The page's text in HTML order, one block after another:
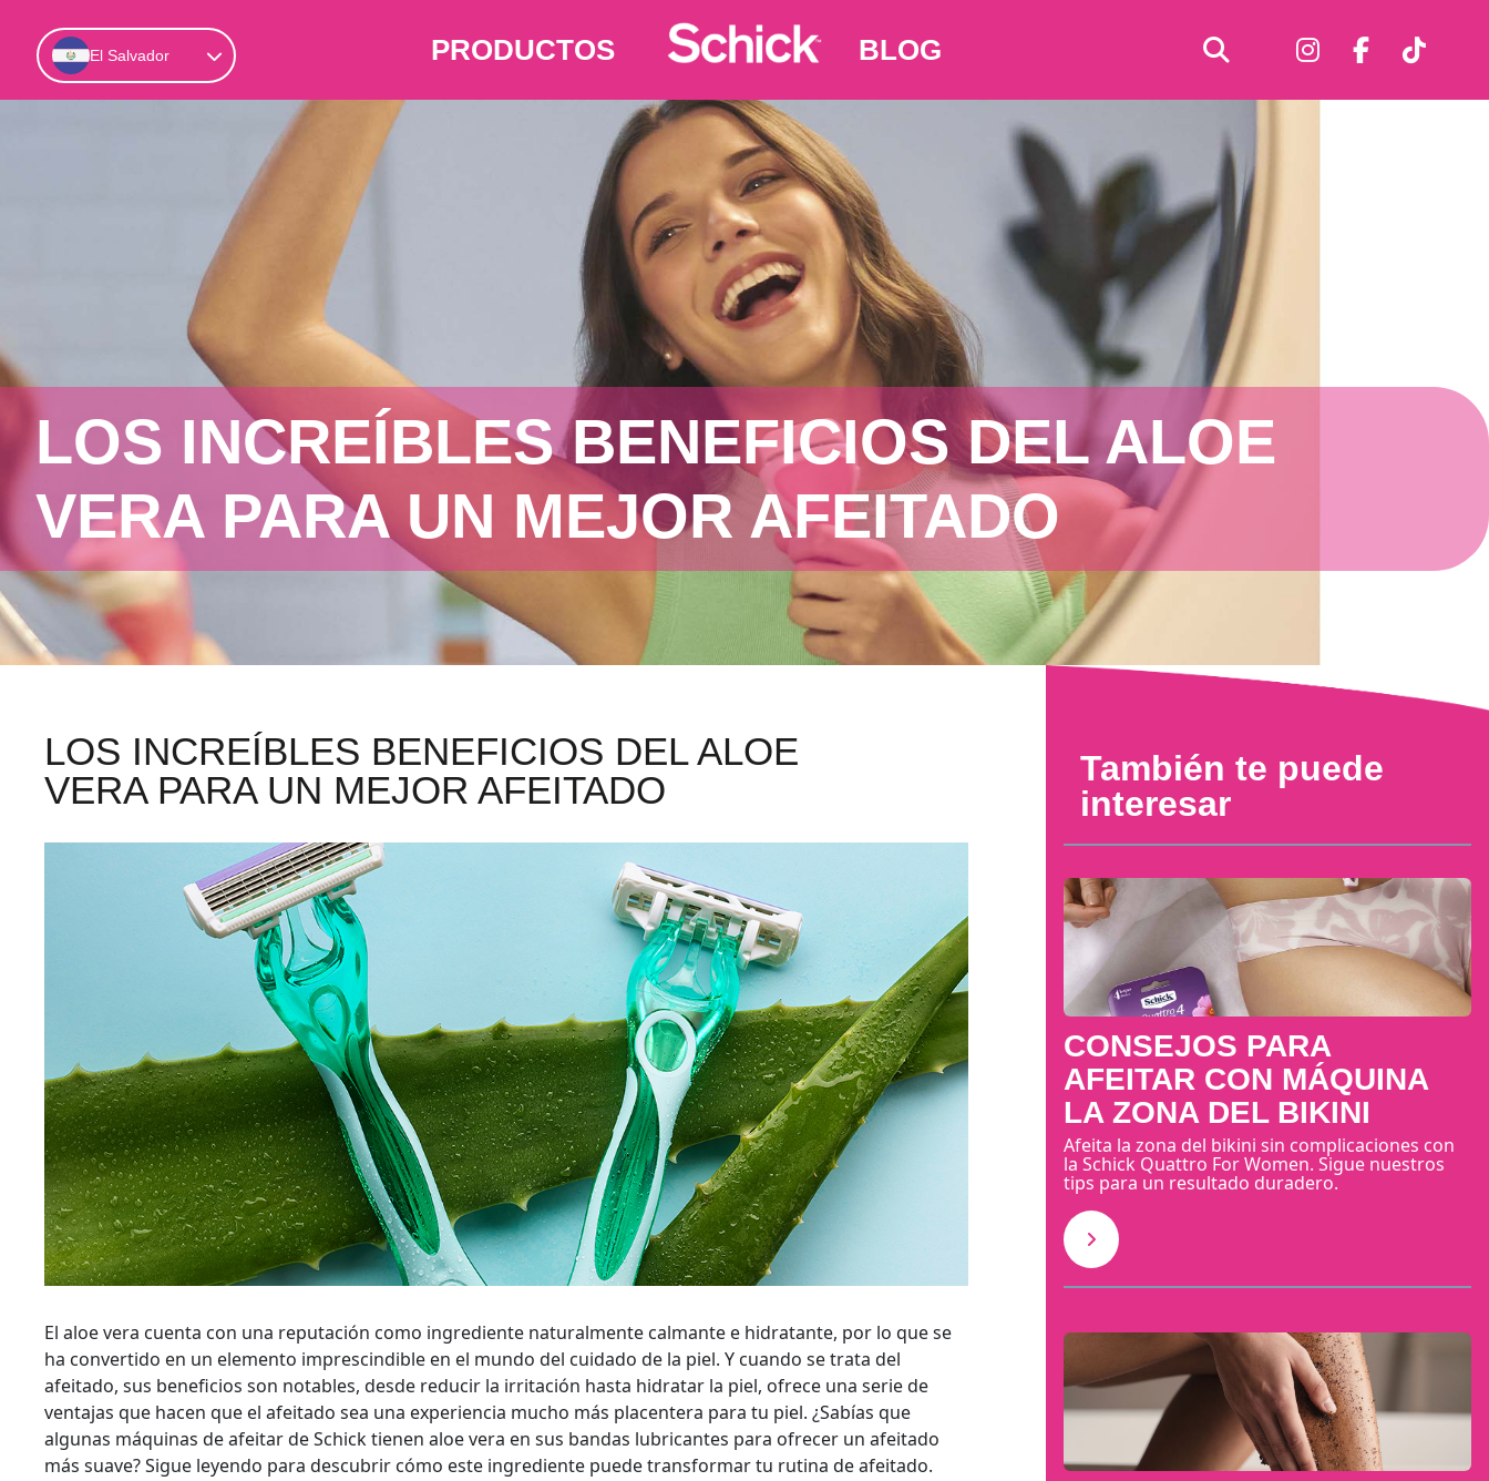
El Salvador PRODUCTOS BLOG
LOS INCREÍBLES BENEFICIOS DEL ALOE
VERA PARA UN MEJOR AFEITADO
LOS INCREÍBLES BENEFICIOS DEL ALOE
VERA PARA UN MEJOR AFEITADO
El aloe vera cuenta con una reputación como ingrediente naturalmente calmante e hidratante, por lo que se
ha convertido en un elemento imprescindible en el mundo del cuidado de la piel. Y cuando se trata del
afeitado, sus beneficios son notables, desde reducir la irritación hasta hidratar la piel, ofrece una serie de
ventajas que hacen que el afeitado sea una experiencia mucho más placentera para tu piel. ¿Sabías que
algunas máquinas de afeitar de Schick tienen aloe vera en sus bandas lubricantes para ofrecer un afeitado
más suave? Sigue leyendo para descubrir cómo este ingrediente puede transformar tu rutina de afeitado.
También te puede
interesar
CONSEJOS PARA
AFEITAR CON MÁQUINA
LA ZONA DEL BIKINI
Afeita la zona del bikini sin complicaciones con
la Schick Quattro For Women. Sigue nuestros
tips para un resultado duradero.